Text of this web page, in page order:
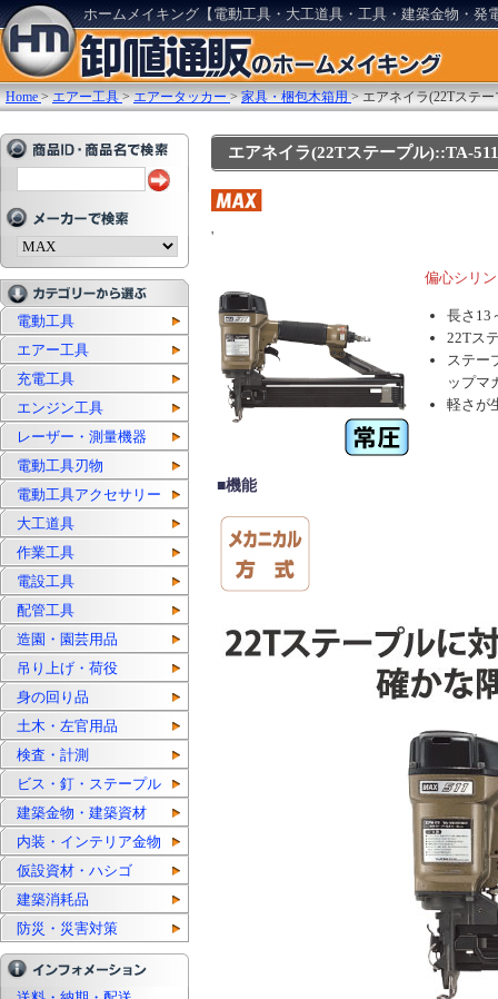
ホームメイキング【電動工具・大工道具・工具・建築金物・発
Home >エアー工具 >エアータッカー >家具・梱包木箱用 >エアネイラ(22Tステー
電動工具
エアー工具
充電工具
エンジン工具
レーザー・測量機器
電動工具刃物
電動工具アクセサリー
大工道具
作業工具
電設工具
配管工具
造園・園芸用品
吊り上げ・荷役
身の回り品
土木・左官用品
検査・計測
ビス・釘・ステープル
建築金物・建築資材
内装・インテリア金物
仮設資材・ハシゴ
建築消耗品
防災・災害対策
エアネイラ(22Tステープル)::TA-
'
偏心シリ
長さ13
22Tス
ステー
ップマ
軽さが
■機能